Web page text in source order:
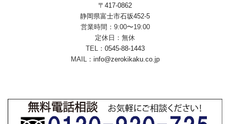
〒417-0862
静岡県富士市石坂452-5
営業時間：9:00〜19:00
定休日：無休
TEL： 0545-88-1443
MAIL： info@zerokikaku.co.jp